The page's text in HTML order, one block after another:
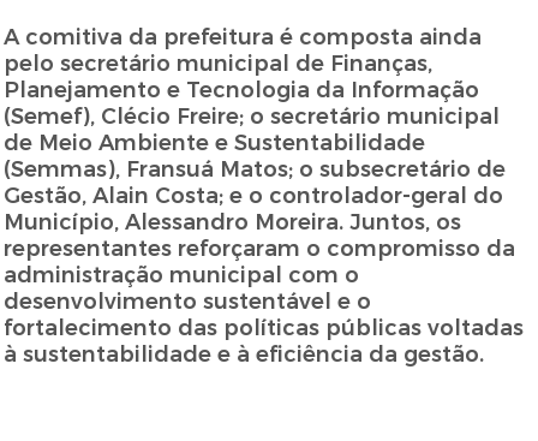
A comitiva da prefeitura é composta ainda
pelo secretário municipal de Finanças,
Planejamento e Tecnologia da Informação
(Semef), Clécio Freire; o secretário municipal
de Meio Ambiente e Sustentabilidade
(Semmas), Fransuá Matos; o subsecretário de
Gestão, Alain Costa; e o controlador-geral do
Município, Alessandro Moreira. Juntos, os
representantes reforçaram o compromisso da
administração municipal com o
desenvolvimento sustentável e o
fortalecimento das políticas públicas voltadas
à sustentabilidade e à eficiência da gestão.